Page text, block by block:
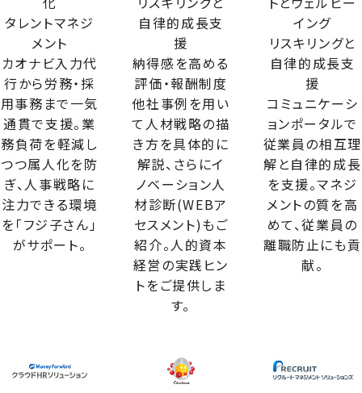
タレントマネジ
メント
カオナビ入力代
行から労務・採
用事務まで一気
通貫で支援。業
務負荷を軽減し
つつ属人化を防
ぎ、人事戦略に
注力できる環境
を「フジ子さん」
がサポート。
自律的成長支
援
納得感を高める
評価・報酬制度
他社事例を用い
て人材戦略の描
き方を具体的に
解説、さらにイ
ノベーション人
材診断(WEBア
セスメント)もご
紹介。人的資本
経営の実践ヒン
トをご提供しま
す。
イング
リスキリングと
自律的成長支
援
コミュニケーシ
ョンポータルで
従業員の相互理
解と自律的成長
を支援。マネジ
メントの質を高
めて、従業員の
離職防止にも貢
献。